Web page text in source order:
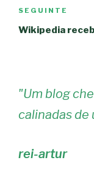
Conteúdo
seguinte
SEGUINTE
Wikipedia
"Um blog
calinadas de
rei-artur